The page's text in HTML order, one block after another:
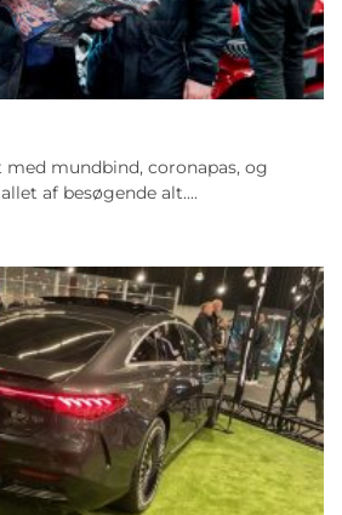
mundbind, coronapas, og
af besøgende alt....